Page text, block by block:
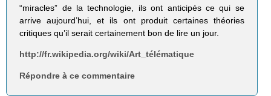
“miracles” de la technologie, ils ont anticipés ce qui se
arrive aujourd’hui, et ils ont produit certaines théories
critiques qu’il serait certainement bon de lire un jour.
http://fr.wikipedia.org/wiki/Art_télématique
Répondre à ce commentaire